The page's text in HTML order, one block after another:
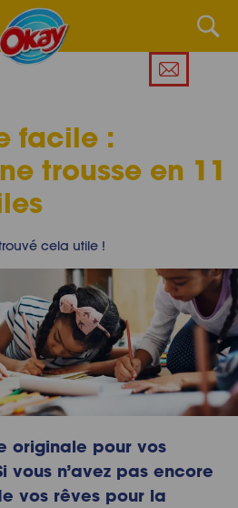
facile :
trousse en 11
cela utile !
originale pour vos
vous n’avez pas encore
vos rêves pour la